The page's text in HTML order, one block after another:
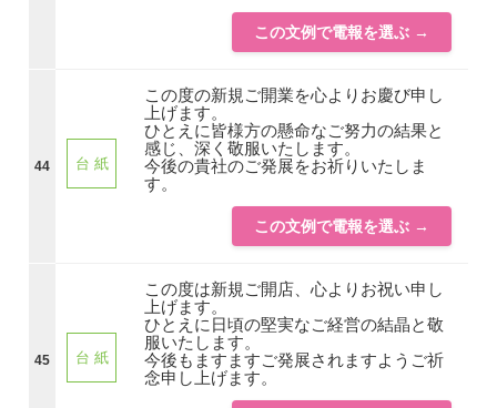
この文例で電報を選ぶ →
44 台 紙
この度の新規ご開業を心よりお慶び申し
上げます。
ひとえに皆様方の懸命なご努力の結果と
感じ、深く敬服いたします。
今後の貴社のご発展をお祈りいたしま
す。
この文例で電報を選ぶ →
45 台 紙
この度は新規ご開店、心よりお祝い申し
上げます。
ひとえに日頃の堅実なご経営の結晶と敬
服いたします。
今後もますますご発展されますようご祈
念申し上げます。